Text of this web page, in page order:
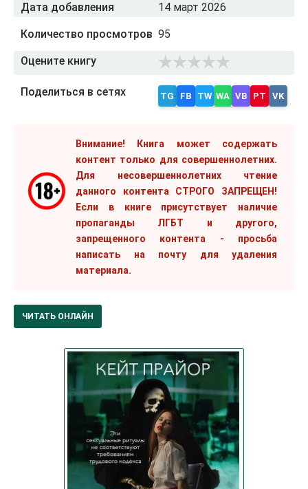
Дата добавления 14 март 2026
Количество просмотров 95
Оцените книгу
Поделиться в сетях TG FB TW WA VB PT VK
Внимание! Книга может содержать
контент только для совершеннолетних.
Для несовершеннолетних чтение
данного контента СТРОГО ЗАПРЕЩЕН!
Если в книге присутствует наличие
пропаганды ЛГБТ и другого,
запрещенного контента - просьба
написать на почту для удаления
материала.
ЧИТАТЬ ОНЛАЙН